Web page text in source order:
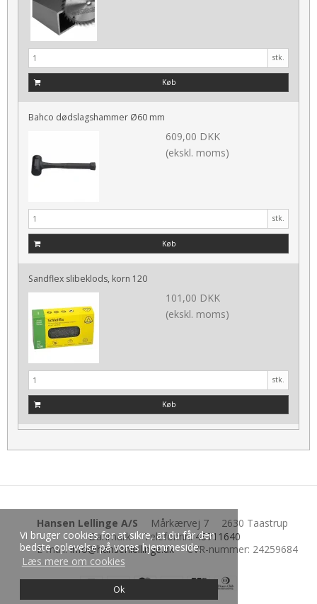
Vi bruger cookies for at sikre, at du får den
bedste oplevelse på vores hjemmeside.
Læs mere om cookies
Ok
stk.
Køb
Bahco dødslagshammer Ø60 mm
609,00 DKK
(ekskl. moms)
stk.
Køb
Sandflex slibeklods, korn 120
101,00 DKK
(ekskl. moms)
stk.
Køb
Hansen Lellinge A/S Mårkærvej 7
2630 Taastrup
Danmark
Telefonnr.: 43711640
E-mail: info@hansenlellinge.dk CVR-nummer: 24259684